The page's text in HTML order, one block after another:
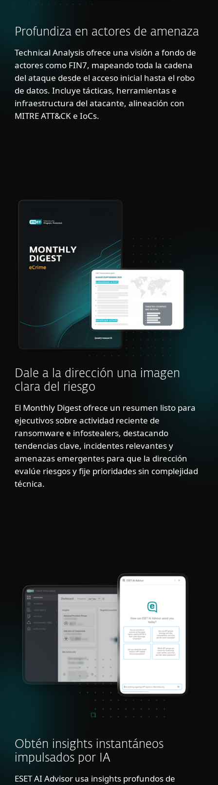
Profundiza en actores de amenaza
Technical Analysis ofrece una visión a fondo de
actores como FIN7, mapeando toda la cadena
del ataque desde el acceso inicial hasta el robo
de datos. Incluye tácticas, herramientas e
infraestructura del atacante, alineación con
MITRE ATT&CK e IoCs.
Dale a la dirección una imagen
clara del riesgo
El Monthly Digest ofrece un resumen listo para
ejecutivos sobre actividad reciente de
ransomware e infostealers, destacando
tendencias clave, incidentes relevantes y
amenazas emergentes para que la dirección
evalúe riesgos y fije prioridades sin complejidad
técnica.
Obtén insights instantáneos
impulsados por IA
ESET AI Advisor usa insights profundos de